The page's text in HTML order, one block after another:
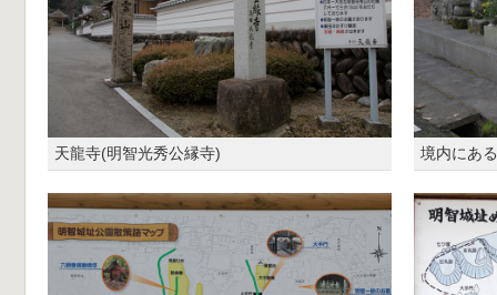
天龍寺(明智光秀公縁寺) 境内にあ